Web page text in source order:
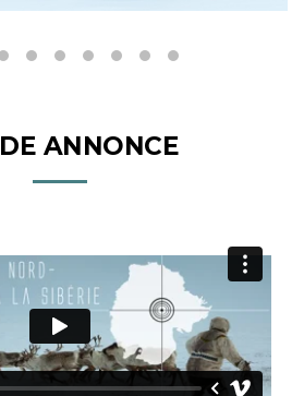
ANNONCE